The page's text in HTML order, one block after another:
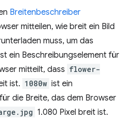
Breitenbeschreiber
mitteilen, wie breit ein Bild
muss, um das
ein Beschreibungselement für
mitteilt, dass flower-
ist. 1080w ist ein
die Breite, das dem Browser
1.080 Pixel breit ist.